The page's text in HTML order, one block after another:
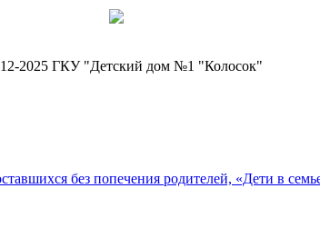
2025 ГКУ "Детский дом №1 "Колосок"
без попечения родителей, «Дети в